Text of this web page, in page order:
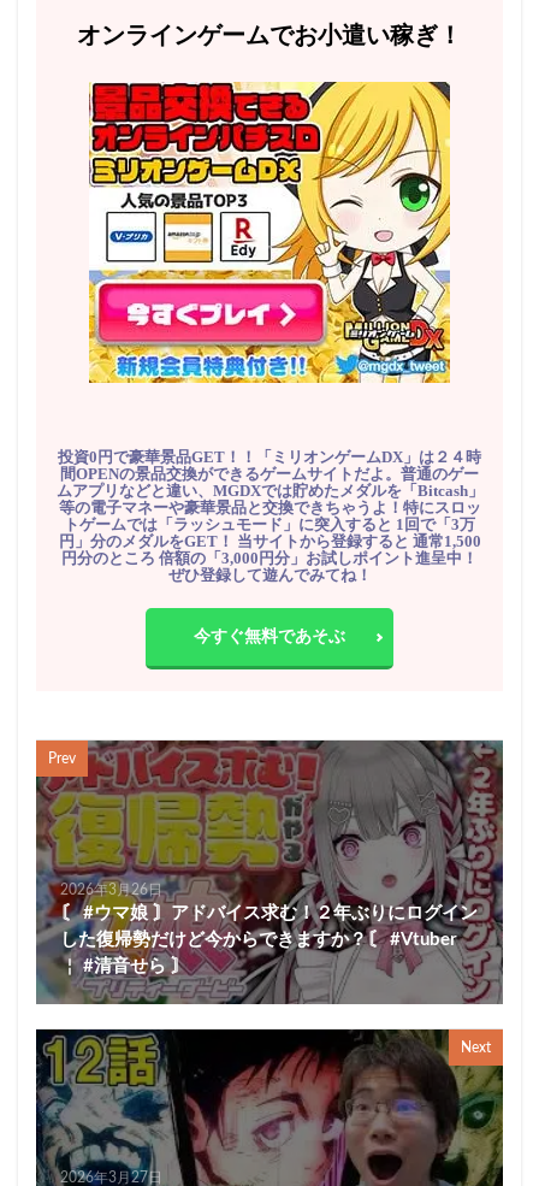
オンラインゲームでお小遣い稼ぎ！
投資0円で豪華景品GET！！「ミリオンゲームDX」は２４時
間OPENの景品交換ができるゲームサイトだよ。普通のゲー
ムアプリなどと違い、MGDXでは貯めたメダルを「Bitcash」
等の電子マネーや豪華景品と交換できちゃうよ！特にスロッ
トゲームでは「ラッシュモード」に突入すると 1回で「3万
円」分のメダルをGET！ 当サイトから登録すると 通常1,500
円分のところ 倍額の「3,000円分」お試しポイント進呈中！
ぜひ登録して遊んでみてね！
今すぐ無料であそぶ
Prev
2026年3月26日
〘 #ウマ娘 〙アドバイス求む！２年ぶりにログイン
した復帰勢だけど今からできますか？〘 #Vtuber
￤ #清音せら 〙
Next
2026年3月27日